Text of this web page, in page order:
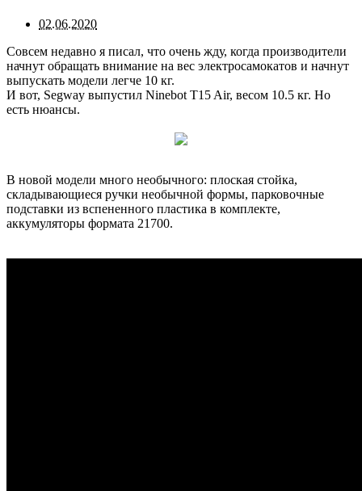
02.06.2020
Совсем недавно я писал, что очень жду, когда производители
начнут обращать внимание на вес электросамокатов и начнут
выпускать модели легче 10 кг.
И вот, Segway выпустил Ninebot T15 Air, весом 10.5 кг. Но
есть нюансы.
В новой модели много необычного: плоская стойка,
складывающиеся ручки необычной формы, парковочные
подставки из вспененного пластика в комплекте,
аккумуляторы формата 21700.